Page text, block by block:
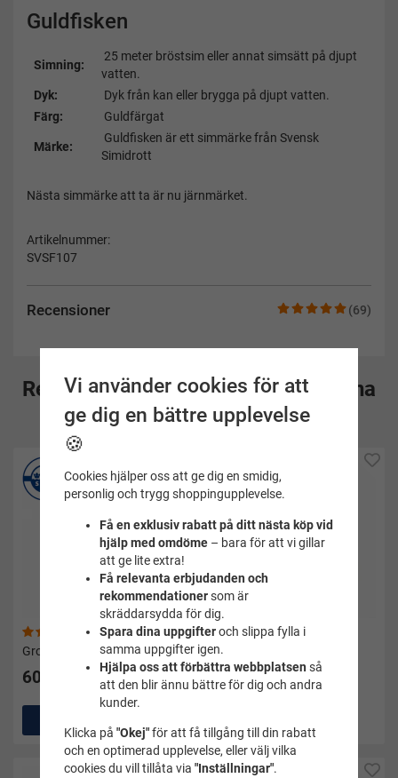
Recensioner (69)
Guldfisken
Simning:
25 meter bröstsim eller annat simsätt på djupt
vatten.
Dyk:
Dyk från kan eller brygga på djupt vatten.
Färg:
Guldfärgat
Märke:
Guldfisken är ett simmärke från Svensk
Simidrott
Nästa simmärke att ta är nu järnmärket.
Artikelnummer:
SVSF107
Rekommenderade tillbehör till denna
produkt
(26)
Grodan rygg grön
60 kr
(48)
Hajen brons
70 kr
Vi använder cookies för att
ge dig en bättre upplevelse
🍪
Cookies hjälper oss att ge dig en smidig,
personlig och trygg shoppingupplevelse.
Få en exklusiv rabatt på ditt nästa köp vid
hjälp med omdöme– bara för att vi gillar
att ge lite extra!
Få relevanta erbjudanden och
rekommendationersom är
skräddarsydda för dig.
Spara dina uppgifteroch slippa fylla i
samma uppgifter igen.
Hjälpa oss att förbättra webbplatsen så
att den blir ännu bättre för dig och andra
kunder.
Klicka på "Okej"för att få tillgång till din rabatt
och en optimerad upplevelse, eller välj vilka
cookies du vill tillåta via "Inställningar".